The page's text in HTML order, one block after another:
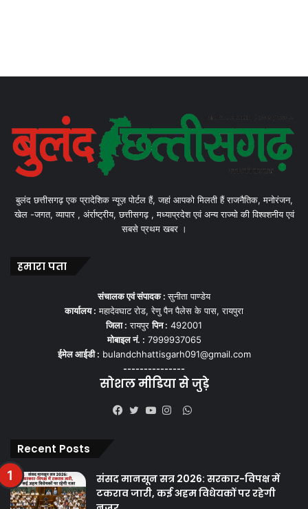
बुलंद छत्तीसगढ़ एक प्रादेशिक न्यूज़ पोर्टल हैं, जहां आपको मिलती हैं राजनैतिक, मनोरंजन,
खेल -जगत, व्यापार , अंर्राष्ट्रीय, छत्तीसगढ़ , मध्याप्रदेश एवं अन्य राज्यो की विश्वशनीय एवं
सबसे प्रथम खबर ।
हमारा पता
संचालक एवं संपादक :सुनीता पाण्डेय
कार्यालय : महादेवघाट रोड, रेणु पैन पैलेस के पास, रायपुरा
जिला : रायपुरपिन : 492001
मोबाइल नं. : 7999937065
ईमेल आईडी : bulandchhattisgarh091@gmail.com
---------------
सोशल मीडिया से जुड़े
WhatsApp
Recent Posts
संसद मानसून सत्र 2026: सरकार-विपक्ष में
टकराव जारी, कई अहम विधेयकों पर रहेगी